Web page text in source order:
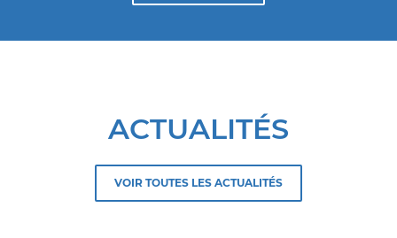
ACTUALITÉS
VOIR TOUTES LES ACTUALITÉS